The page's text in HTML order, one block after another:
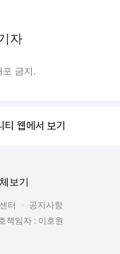
자
금지.
웹에서 보기
보기
터
공지사항
책임자 : 이호원